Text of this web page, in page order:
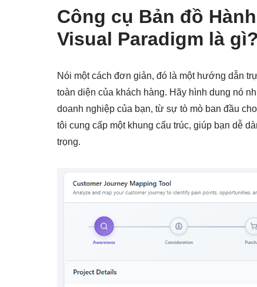
Công cụ Bản đồ
Visual Paradigm là gì?
Nói một cách đơn giản, đó là một hướng dẫn
toàn diện của khách hàng. Hãy hình dung nó
doanh nghiệp của bạn, từ sự tò mò ban đầu
tôi cung cấp một khung cấu trúc, giúp bạn dễ
trọng.